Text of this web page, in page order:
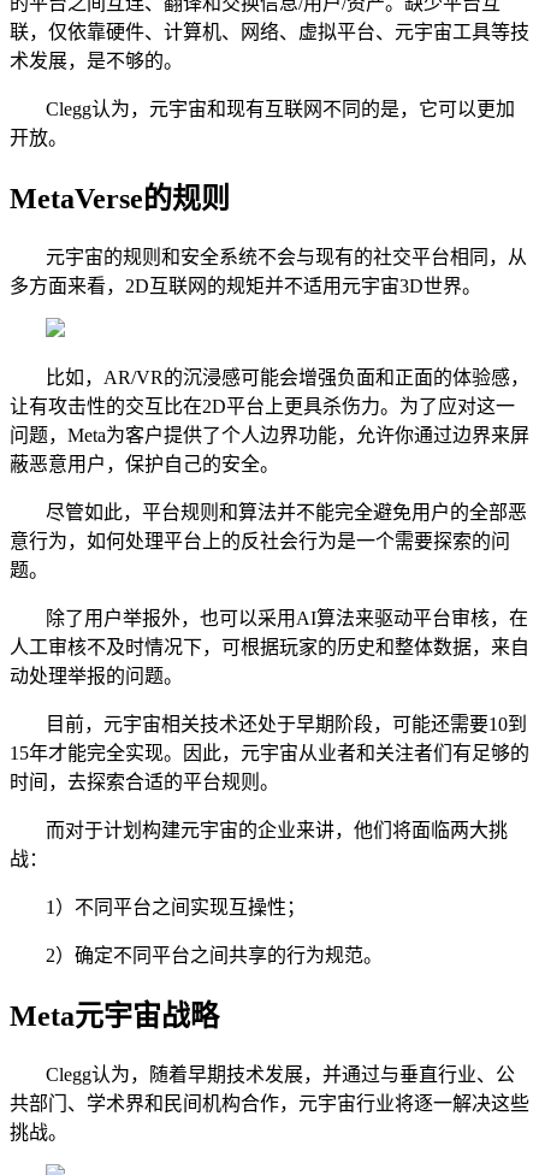
联，仅依靠硬件、计算机、网络、虚拟平台、元宇宙工具等技
术发展，是不够的。
Clegg认为，元宇宙和现有互联网不同的是，它可以更加
开放。
MetaVerse的规则
元宇宙的规则和安全系统不会与现有的社交平台相同，从
多方面来看，2D互联网的规矩并不适用元宇宙3D世界。
比如，AR/VR的沉浸感可能会增强负面和正面的体验感，
让有攻击性的交互比在2D平台上更具杀伤力。为了应对这一
问题，Meta为客户提供了个人边界功能，允许你通过边界来屏
蔽恶意用户，保护自己的安全。
尽管如此，平台规则和算法并不能完全避免用户的全部恶
意行为，如何处理平台上的反社会行为是一个需要探索的问
题。
除了用户举报外，也可以采用AI算法来驱动平台审核，在
人工审核不及时情况下，可根据玩家的历史和整体数据，来自
动处理举报的问题。
目前，元宇宙相关技术还处于早期阶段，可能还需要10到
15年才能完全实现。因此，元宇宙从业者和关注者们有足够的
时间，去探索合适的平台规则。
而对于计划构建元宇宙的企业来讲，他们将面临两大挑
战：
1）不同平台之间实现互操性；
2）确定不同平台之间共享的行为规范。
Meta元宇宙战略
Clegg认为，随着早期技术发展，并通过与垂直行业、公
共部门、学术界和民间机构合作，元宇宙行业将逐一解决这些
挑战。